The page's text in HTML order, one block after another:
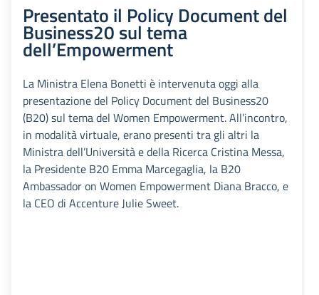
Presentato il Policy Document del
Business20 sul tema
dell’Empowerment
La Ministra Elena Bonetti è intervenuta oggi alla
presentazione del Policy Document del Business20
(B20) sul tema del Women Empowerment. All’incontro,
in modalità virtuale, erano presenti tra gli altri la
Ministra dell’Università e della Ricerca Cristina Messa,
la Presidente B20 Emma Marcegaglia, la B20
Ambassador on Women Empowerment Diana Bracco, e
la CEO di Accenture Julie Sweet.